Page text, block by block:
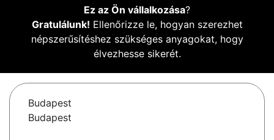
Ez az Ön vállalkozása?
Gratulálunk! Ellenőrizze le, hogyan szerezhet
népszerűsítéshez szükséges anyagokat, hogy
élvezhesse sikerét.
Budapest
Budapest